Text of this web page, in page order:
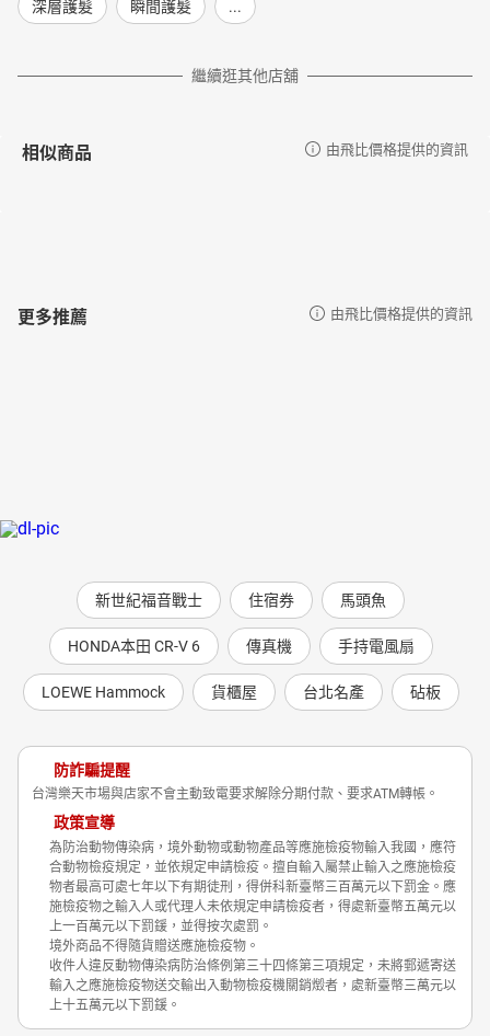
深層護髮 瞬間護髮 ...
繼續逛其他店舖
相似商品 由飛比價格提供的資訊
更多推薦 由飛比價格提供的資訊
新世紀福音戰士 住宿券 馬頭魚
HONDA本田 CR-V 6 傳真機 手持電風扇
LOEWE Hammock 貨櫃屋 台北名產 砧板
防詐騙提醒
台灣樂天市場與店家不會主動致電要求解除分期付款、要求ATM轉帳。
政策宣導
為防治動物傳染病，境外動物或動物產品等應施檢疫物輸入我國，應符
合動物檢疫規定，並依規定申請檢疫。擅自輸入屬禁止輸入之應施檢疫
物者最高可處七年以下有期徒刑，得併科新臺幣三百萬元以下罰金。應
施檢疫物之輸入人或代理人未依規定申請檢疫者，得處新臺幣五萬元以
上一百萬元以下罰鍰，並得按次處罰。
境外商品不得隨貨贈送應施檢疫物。
收件人違反動物傳染病防治條例第三十四條第三項規定，未將郵遞寄送
輸入之應施檢疫物送交輸出入動物檢疫機關銷燬者，處新臺幣三萬元以
上十五萬元以下罰鍰。